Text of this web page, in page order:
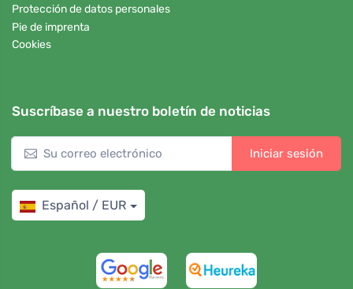
Protección de datos personales
Pie de imprenta
Cookies
Suscríbase a nuestro boletín de noticias
Iniciar sesión
Español / EUR